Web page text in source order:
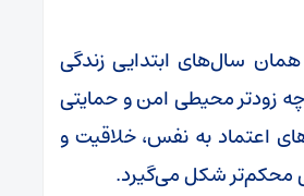
همان سال‌های ابتدایی زندگی
زودتر محیطی امن و حمایتی
اعتماد به نفس، خلاقیت و
محکم‌تر شکل می‌گیرد.